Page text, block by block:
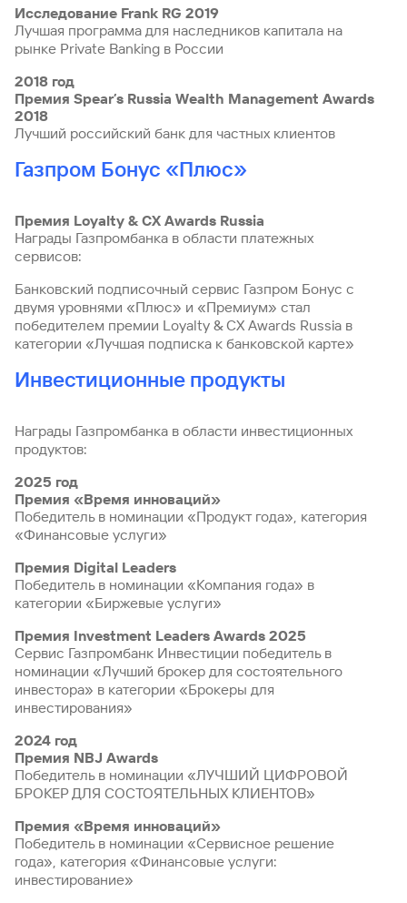
Исследование Frank RG 2019
Лучшая программа для наследников капитала на
рынке Private Banking в России
2018 год
Премия Spear’s Russia Wealth Management Awards
2018
Лучший российский банк для частных клиентов
Газпром Бонус «Плюс»
Премия Loyalty & CX Awards Russia
Награды Газпромбанка в области платежных
сервисов:
Банковский подписочный сервис Газпром Бонус с
двумя уровнями «Плюс» и «Премиум» стал
победителем премии Loyalty & CX Awards Russia в
категории «Лучшая подписка к банковской карте»
Инвестиционные продукты
Награды Газпромбанка в области инвестиционных
продуктов:
2025 год
Премия «Время инноваций»
Победитель в номинации «Продукт года», категория
«Финансовые услуги»
Премия Digital Leaders
Победитель в номинации «Компания года» в
категории «Биржевые услуги»
Премия Investment Leaders Awards 2025
Сервис Газпромбанк Инвестиции победитель в
номинации «Лучший брокер для состоятельного
инвестора» в категории «Брокеры для
инвестирования»
2024 год
Премия NBJ Awards
Победитель в номинации «ЛУЧШИЙ ЦИФРОВОЙ
БРОКЕР ДЛЯ СОСТОЯТЕЛЬНЫХ КЛИЕНТОВ»
Премия «Время инноваций»
Победитель в номинации «Сервисное решение
года», категория «Финансовые услуги:
инвестирование»